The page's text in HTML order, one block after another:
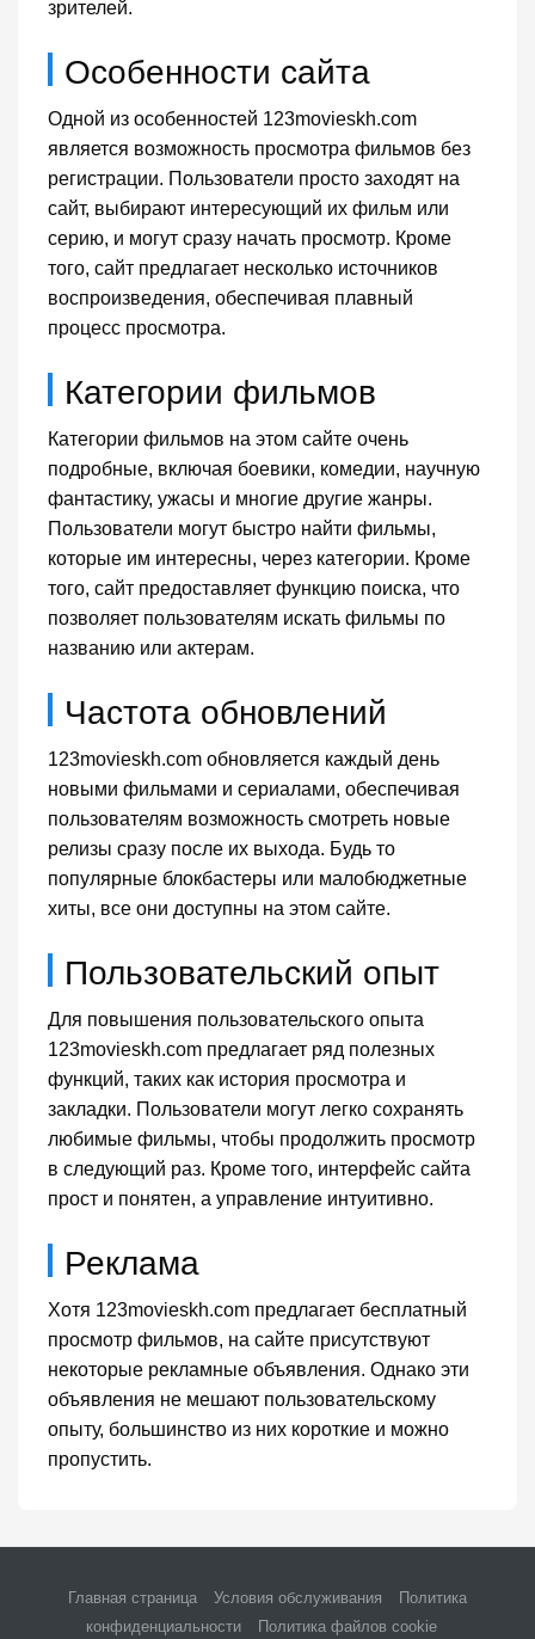
зрителей.
Особенности сайта
Одной из особенностей 123movieskh.com
является возможность просмотра фильмов без
регистрации. Пользователи просто заходят на
сайт, выбирают интересующий их фильм или
серию, и могут сразу начать просмотр. Кроме
того, сайт предлагает несколько источников
воспроизведения, обеспечивая плавный
процесс просмотра.
Категории фильмов
Категории фильмов на этом сайте очень
подробные, включая боевики, комедии, научную
фантастику, ужасы и многие другие жанры.
Пользователи могут быстро найти фильмы,
которые им интересны, через категории. Кроме
того, сайт предоставляет функцию поиска, что
позволяет пользователям искать фильмы по
названию или актерам.
Частота обновлений
123movieskh.com обновляется каждый день
новыми фильмами и сериалами, обеспечивая
пользователям возможность смотреть новые
релизы сразу после их выхода. Будь то
популярные блокбастеры или малобюджетные
хиты, все они доступны на этом сайте.
Пользовательский опыт
Для повышения пользовательского опыта
123movieskh.com предлагает ряд полезных
функций, таких как история просмотра и
закладки. Пользователи могут легко сохранять
любимые фильмы, чтобы продолжить просмотр
в следующий раз. Кроме того, интерфейс сайта
прост и понятен, а управление интуитивно.
Реклама
Хотя 123movieskh.com предлагает бесплатный
просмотр фильмов, на сайте присутствуют
некоторые рекламные объявления. Однако эти
объявления не мешают пользовательскому
опыту, большинство из них короткие и можно
пропустить.
Главная страница Условия обслуживания
Политика
конфиденциальности
Политика файлов cookie